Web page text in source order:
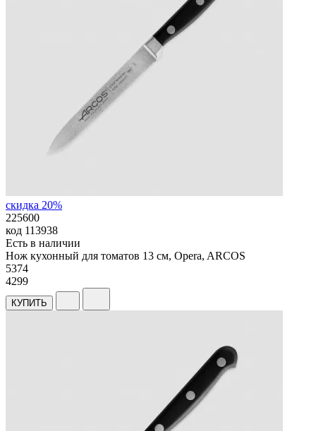
скидка 20%
225600
код 113938
Есть в наличии
Нож кухонный для томатов 13 см, Opera, ARCOS
5374
4299
КУПИТЬ